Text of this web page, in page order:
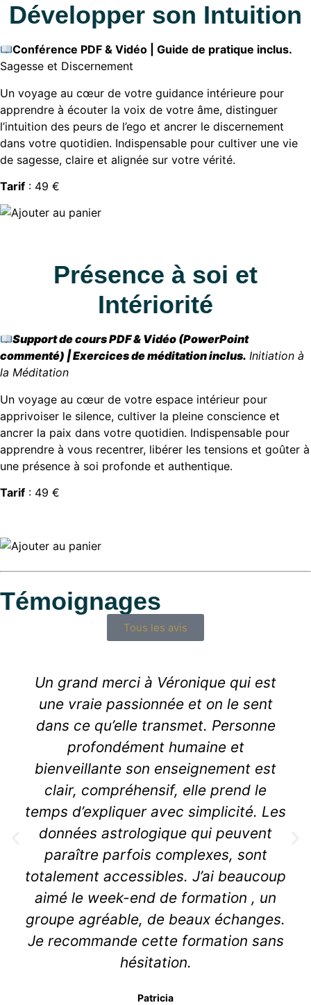
Développer son Intuition
Conférence PDF & Vidéo | Guide de pratique inclus.
Sagesse et Discernement
Un voyage au cœur de votre guidance intérieure pour
apprendre à écouter la voix de votre âme, distinguer
l’intuition des peurs de l’ego et ancrer le discernement
dans votre quotidien. Indispensable pour cultiver une vie
de sagesse, claire et alignée sur votre vérité.
Tarif : 49 €
Présence à soi et
Intériorité
Support de cours PDF & Vidéo (PowerPoint
commenté) | Exercices de méditation inclus. Initiation à
la Méditation
Un voyage au cœur de votre espace intérieur pour
apprivoiser le silence, cultiver la pleine conscience et
ancrer la paix dans votre quotidien. Indispensable pour
apprendre à vous recentrer, libérer les tensions et goûter à
une présence à soi profonde et authentique.
Tarif : 49 €
Témoignages
Tous les avis
Un grand merci à Véronique qui est
une vraie passionnée et on le sent
dans ce qu’elle transmet. Personne
profondément humaine et
bienveillante son enseignement est
clair, compréhensif, elle prend le
temps d’expliquer avec simplicité. Les
données astrologique qui peuvent
paraître parfois complexes, sont
totalement accessibles. J’ai beaucoup
aimé le week-end de formation , un
groupe agréable, de beaux échanges.
Je recommande cette formation sans
hésitation.
Patricia